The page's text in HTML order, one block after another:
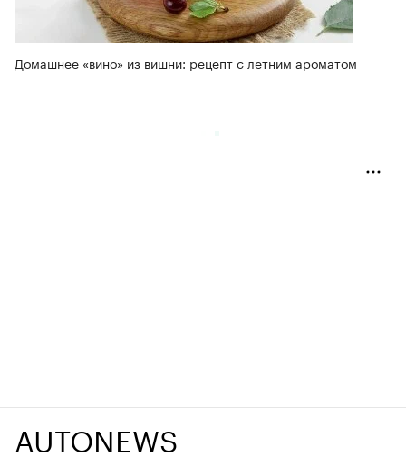
Домашнее «вино» из вишни: рецепт с летним ароматом
AUTONEWS